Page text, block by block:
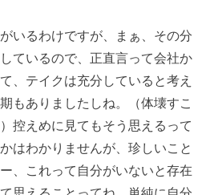
いるわけですが、まぁ、その分
ているので、正直言って会社か
、テイクは充分していると考え
もありましたしね。（体壊すこ
控えめに見てもそう思えるって
はわかりませんが、珍しいこと
、これって自分がいないと存在